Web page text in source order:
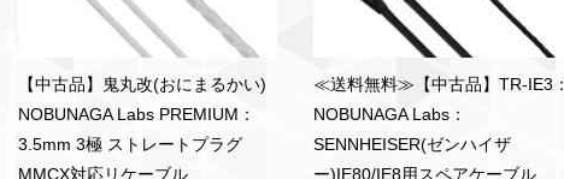
【中古品】鬼丸改(おにまるかい)
NOBUNAGA Labs PREMIUM：
3.5mm 3極 ストレートプラグ
MMCX対応リケーブル
≪送料無料≫【中古品】TR-IE3：
NOBUNAGA Labs：
SENNHEISER(ゼンハイザ
ー)IE80/IE8用スペアケーブル